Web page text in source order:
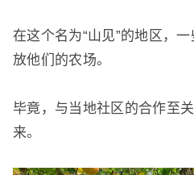
在这个名为“山见”的地区，
放他们的农场。
毕竟，与当地社区的合作至
来。